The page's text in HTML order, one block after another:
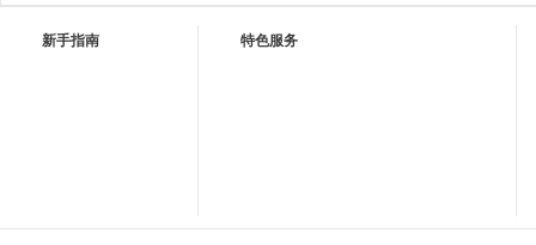
新手指南 特色服务